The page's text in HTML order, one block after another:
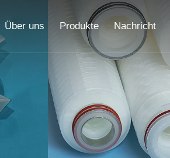
Über uns Produkte Nachricht